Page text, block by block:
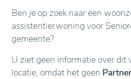
Ben je op zoek naar een
assistentierwoning voor
gemeente?
U ziet geen informatie over dit
locatie, omdat het geen Partner